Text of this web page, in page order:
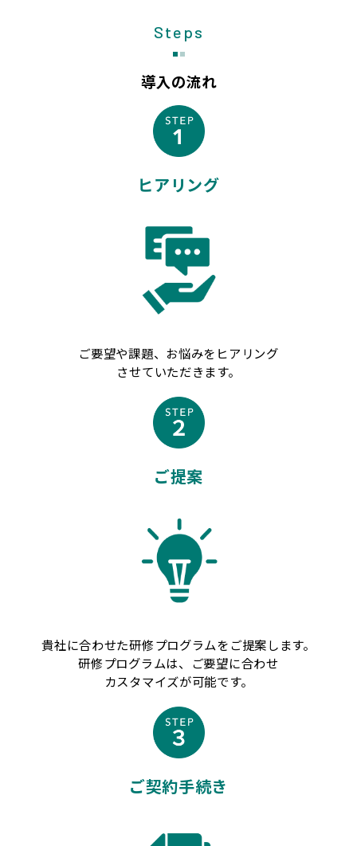
Steps
導入の流れ
ヒアリング
ご要望や課題、お悩みをヒアリング
させていただきます。
ご提案
貴社に合わせた研修プログラムをご提案します。
研修プログラムは、ご要望に合わせ
カスタマイズが可能です。
ご契約手続き